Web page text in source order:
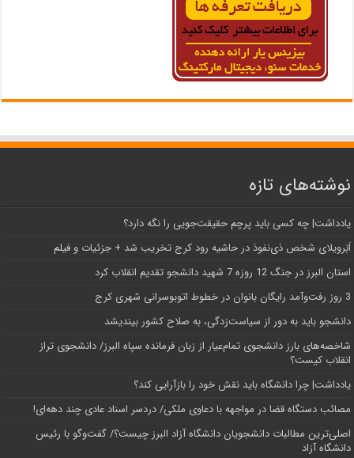
نوشته‌های تازه
یادداشت| ‌چه کسی باید پرچم حقیقت‌جویی را نگه دارد؟
اَبَر‌ویلای شخص ذی‌نفوذ در حاشیه‌ رود کرج تخریب شد + جزئیات و فیلم
استان البرز در جنگ 12 روزه 7 شهید دانشجو تقدیم انقلاب کرد
3 روز رفت‌وآمد رایگان بانوان در خطوط اتوبوسرانی شهری کرج
دانشجو باید به دور از سیاست‌زدگی، به صلاح کشور بیندیشد
شاخصه‌های بارز دانشجوی تمام‌عیار از زبان فرمانده سپاه البرز/ دانشجوی تراز
انقلاب کیست؟
یادداشت| چرا دانشگاه باید نقش خود را بازآرایی کند؟
مصائب دستگاه قضا در مواجهه با دعاوی ملکی/ دردسر اسناد عادی چند‌ دهه‌ای!
اصلی‌ترین مطالبات دانشجویان دانشگاه آزاد البرز چیست؟/ گفت‌وگو با رئیس
دانشگاه آز‌اد